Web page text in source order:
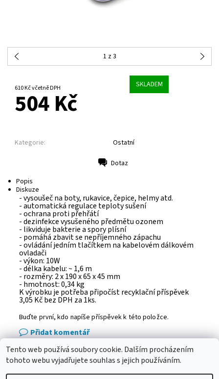
1 z 3
610 Kč včetně DPH SKLADEM
504 Kč
Kategorie: Ostatní
Dotaz
Popis
Diskuze
- vysoušeč na boty, rukavice, čepice, helmy atd.
- automatická regulace teploty sušení
- ochrana proti přehřátí
- dezinfekce vysušeného předmětu ozonem
- likviduje bakterie a spory plísní
- pomáhá zbavit se nepříjemného zápachu
- ovládání jedním tlačítkem na kabelovém dálkovém
ovladači
- výkon: 10W
- délka kabelu: ~ 1,6 m
- rozměry: 2 x 190 x 65 x 45 mm
- hmotnost: 0,34 kg
K výrobku je potřeba připočíst recyklační příspěvek
3,05 Kč bez DPH za 1ks.
Buďte první, kdo napíše příspěvek k této položce.
Přidat komentář
eshop - elektrodvorak.cz
Tento web používá soubory cookie. Dalším procházením
tohoto webu vyjadřujete souhlas s jejich používáním.